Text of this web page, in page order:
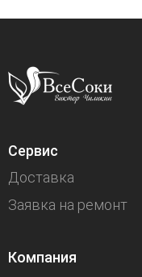
Сервис
Доставка
Заявка на ремонт
Компания